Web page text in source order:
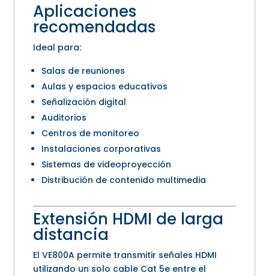
Aplicaciones
recomendadas
Ideal para:
Salas de reuniones
Aulas y espacios educativos
Señalización digital
Auditorios
Centros de monitoreo
Instalaciones corporativas
Sistemas de videoproyección
Distribución de contenido multimedia
Extensión HDMI de larga
distancia
El VE800A permite transmitir señales HDMI
utilizando un solo cable Cat 5e entre el